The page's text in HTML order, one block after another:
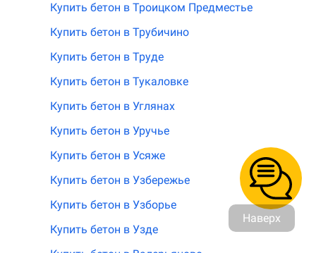
Купить бетон в Троицком Предместье
Купить бетон в Трубичино
Купить бетон в Труде
Купить бетон в Тукаловке
Купить бетон в Углянах
Купить бетон в Уручье
Купить бетон в Усяже
Купить бетон в Узбережье
Купить бетон в Узборье
Купить бетон в Узде
Наверх